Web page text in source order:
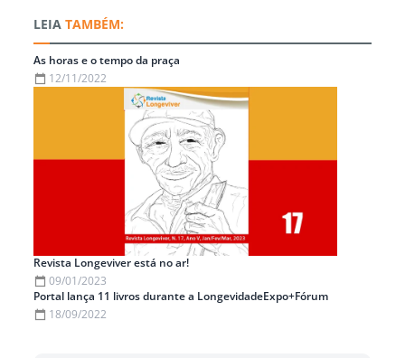
TAMBÉM:
As horas e o tempo da praça
12/11/2022
Revista Longeviver está no ar!
09/01/2023
Portal lança 11 livros durante a LongevidadeExpo+Fórum
18/09/2022